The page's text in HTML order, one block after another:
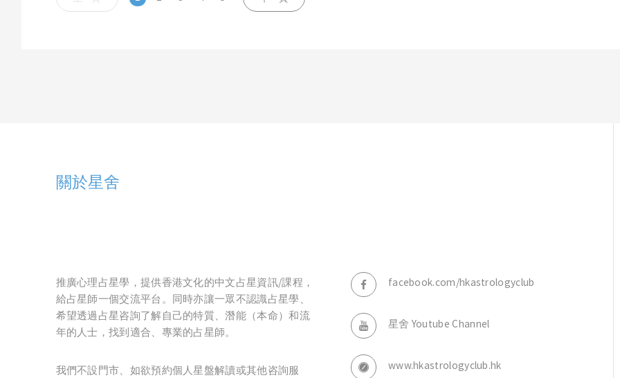
關於星舍
推廣心理占星學，提供香港文化的中文占星資訊/課程，
給占星師一個交流平台。同時亦讓一眾不認識占星學、
希望透過占星咨詢了解自己的特質、潛能（本命）和流
年的人士，找到適合、專業的占星師。
我們不設門市、如欲預約個人星盤解讀或其他咨詢服
facebook.com/hkastrologyclub
星舍 Youtube Channel
www.hkastrologyclub.hk